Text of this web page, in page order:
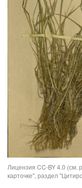
Лицензия CC-BY 4.0 (см.
карточке", раздел